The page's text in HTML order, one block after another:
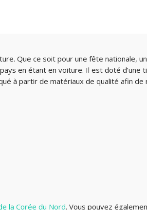
Que ce soit pour une fête nationale,
en étant en voiture. Il est doté d’une
à partir de matériaux de qualité afin
la Corée du Nord. Vous pouvez